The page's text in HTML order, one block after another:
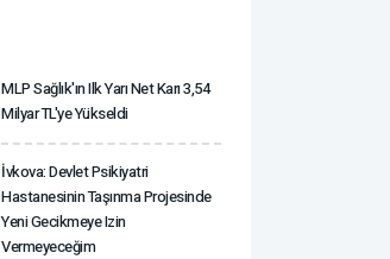
MLP Sağlık'ın Ilk Yarı Net Karı 3,54
Milyar TL'ye Yükseldi
İvkova: Devlet Psikiyatri
Hastanesinin Taşınma Projesinde
Yeni Gecikmeye Izin
Vermeyeceğim